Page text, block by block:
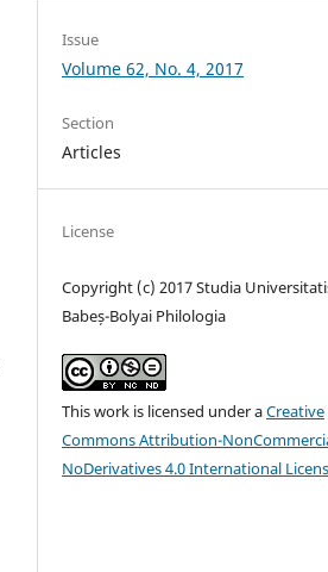
Issue
Volume 62, No. 4, 2017
Section
Articles
License
Copyright (c) 2017 Studia
Babeș-Bolyai Philologia
This work is licensed under aCreative
Commons Attribution-
NoDerivatives 4.0 International